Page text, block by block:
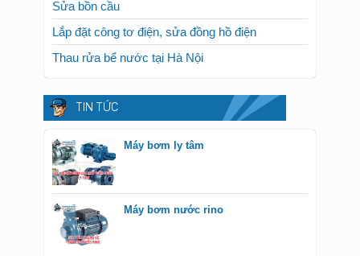
Sửa bồn cầu
Lắp đặt công tơ điện, sửa đồng hồ điện
Thau rửa bể nước tại Hà Nội
TIN TỨC
Máy bơm ly tâm
Máy bơm nước rino